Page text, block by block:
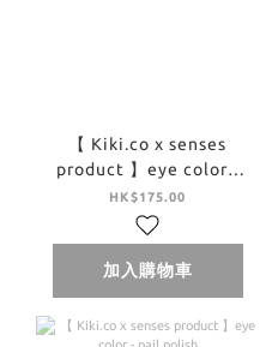
【 Kiki.co x senses
product 】eye color -
venus
HK$175.00
加入購物車